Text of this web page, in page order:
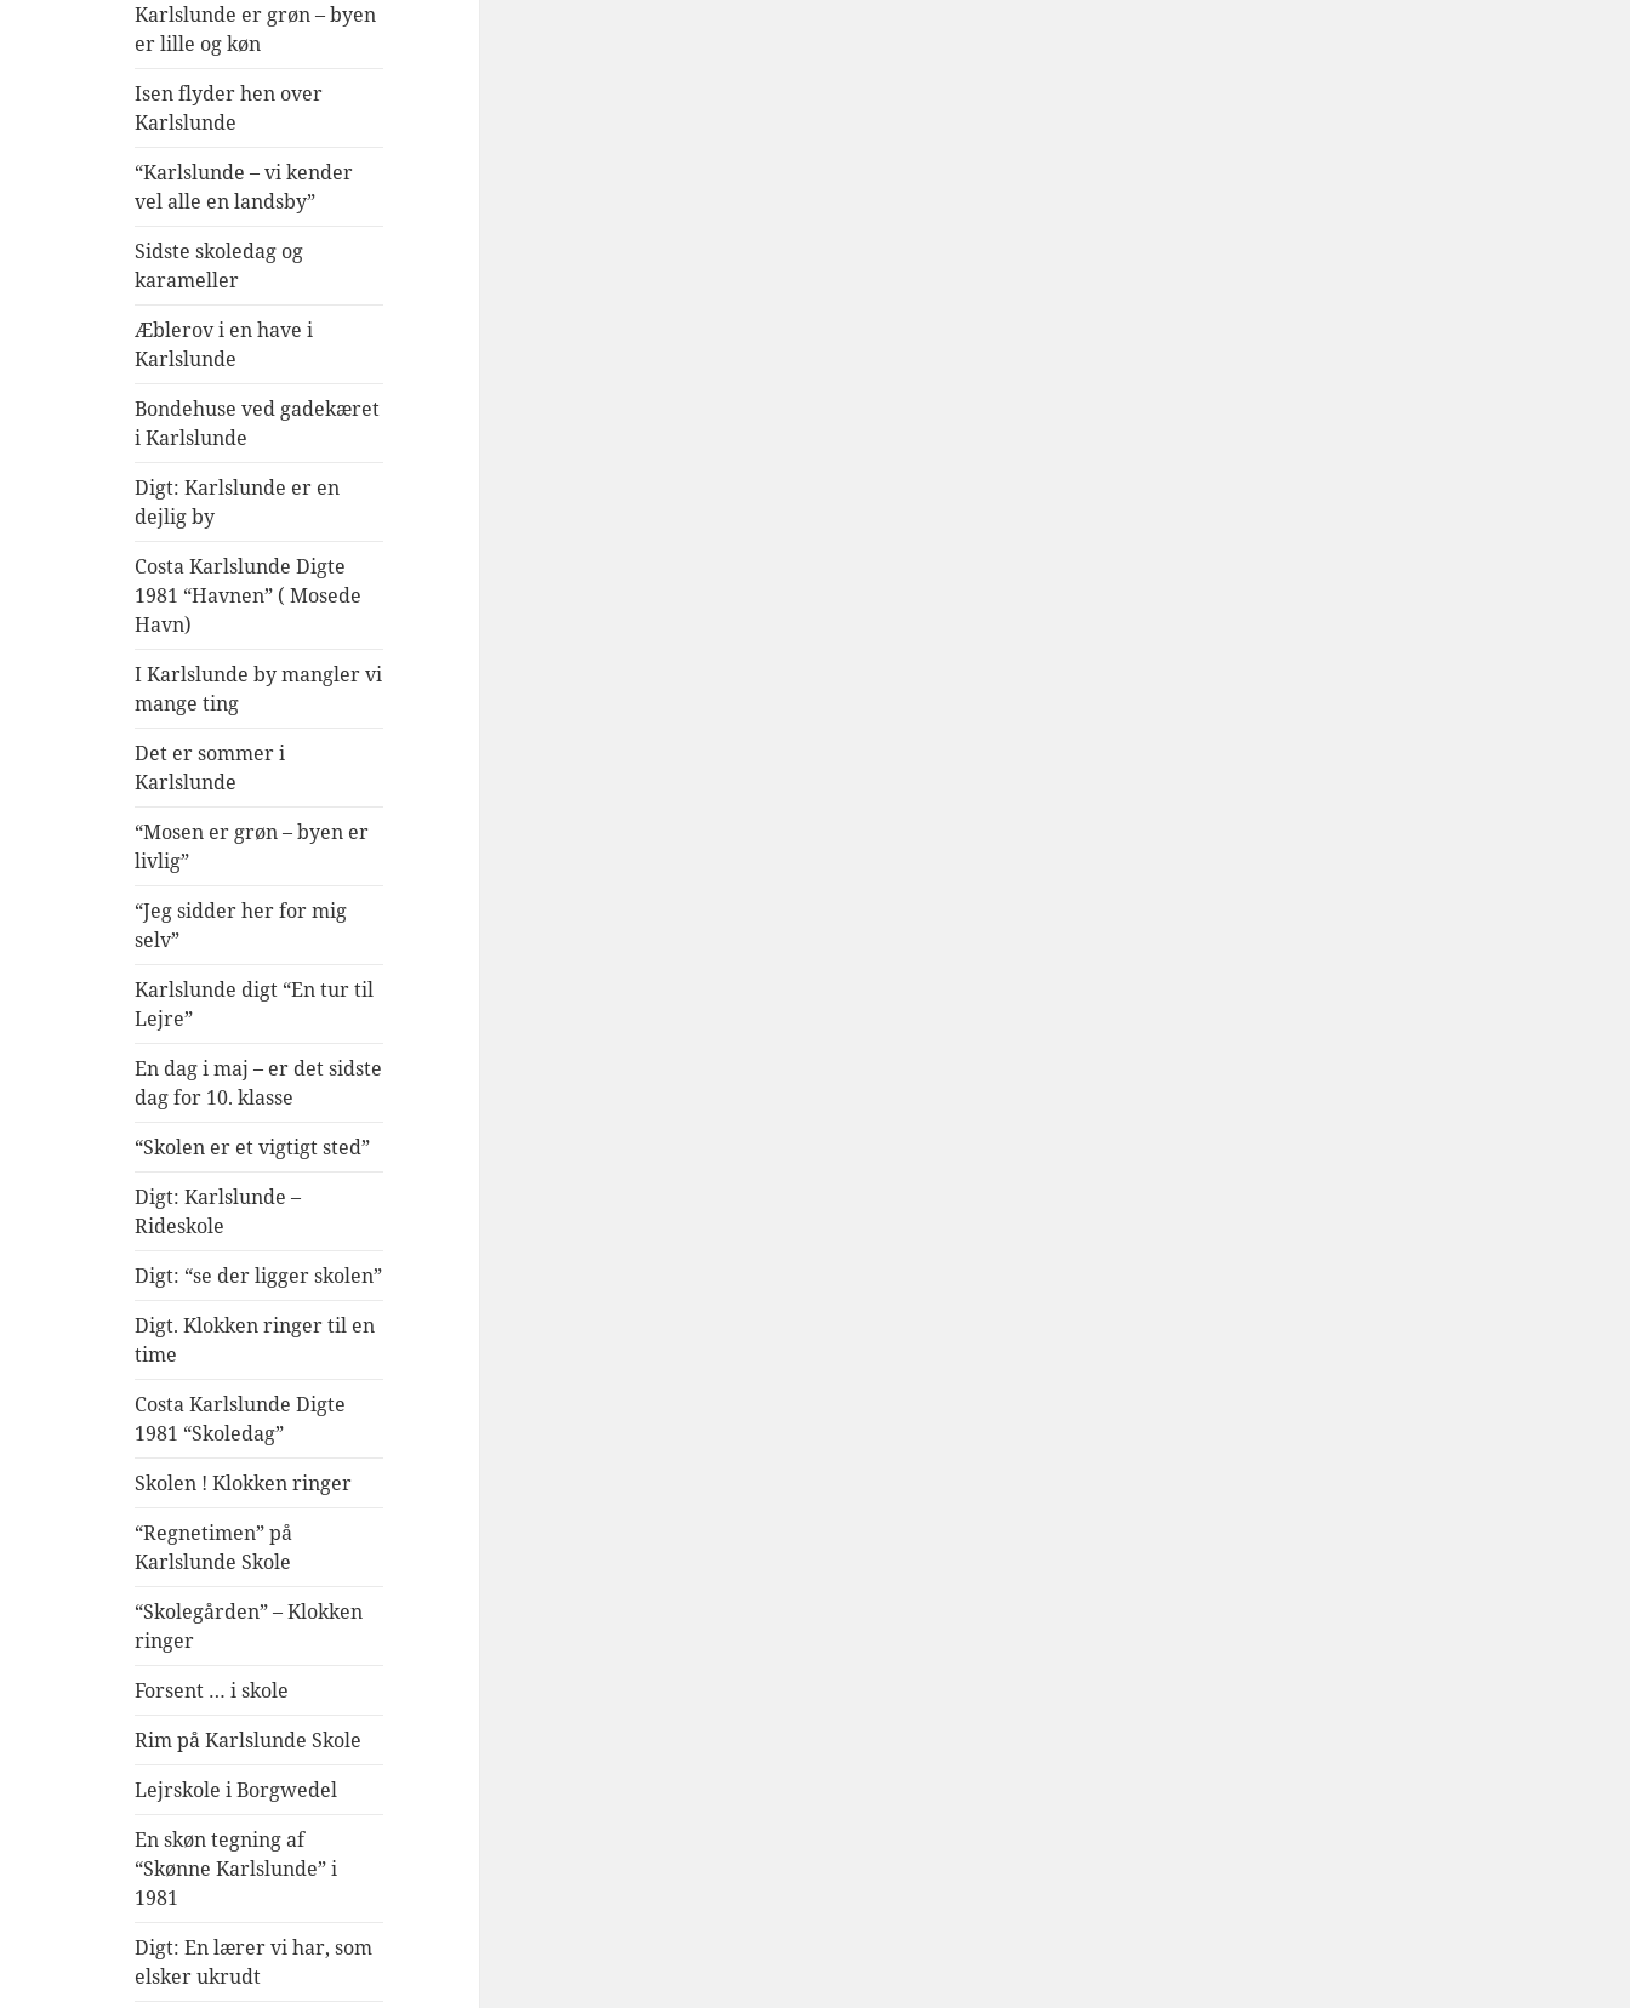
Karlslunde er grøn – byen
er lille og køn
Isen flyder hen over
Karlslunde
“Karlslunde – vi kender
vel alle en landsby”
Sidste skoledag og
karameller
Æblerov i en have i
Karlslunde
Bondehuse ved gadekæret
i Karlslunde
Digt: Karlslunde er en
dejlig by
Costa Karlslunde Digte
1981 “Havnen” ( Mosede
Havn)
I Karlslunde by mangler vi
mange ting
Det er sommer i
Karlslunde
“Mosen er grøn – byen er
livlig”
“Jeg sidder her for mig
selv”
Karlslunde digt “En tur til
Lejre”
En dag i maj – er det sidste
dag for 10. klasse
“Skolen er et vigtigt sted”
Digt: Karlslunde –
Rideskole
Digt: “se der ligger skolen”
Digt. Klokken ringer til en
time
Costa Karlslunde Digte
1981 “Skoledag”
Skolen ! Klokken ringer
“Regnetimen” på
Karlslunde Skole
“Skolegården” – Klokken
ringer
Forsent … i skole
Rim på Karlslunde Skole
Lejrskole i Borgwedel
En skøn tegning af
“Skønne Karlslunde” i
1981
Digt: En lærer vi har, som
elsker ukrudt